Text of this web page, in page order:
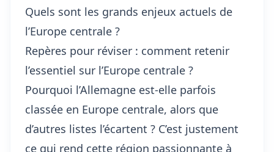
Quels sont les grands enjeux actuels de
l’Europe centrale ?
Repères pour réviser : comment retenir
l’essentiel sur l’Europe centrale ?
Pourquoi l’Allemagne est-elle parfois
classée en Europe centrale, alors que
d’autres listes l’écartent ? C’est justement
ce qui rend cette région passionnante à